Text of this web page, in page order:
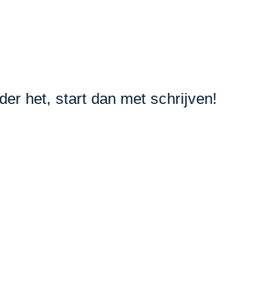
het, start dan met schrijven!